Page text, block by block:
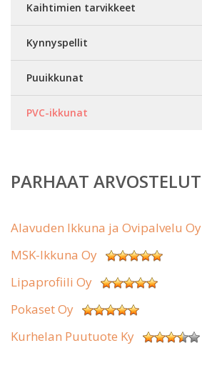
Kaihtimien tarvikkeet
Kynnyspellit
Puuikkunat
PVC-ikkunat
PARHAAT ARVOSTELUT
Alavuden Ikkuna ja Ovipalvelu Oy
MSK-Ikkuna Oy
Lipaprofiili Oy
Pokaset Oy
Kurhelan Puutuote Ky